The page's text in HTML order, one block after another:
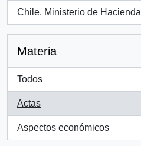
Chile. Ministerio de Hacienda
, 1 resultados
Materia
Todos
Actas
, 1 resultados
Aspectos económicos
, 1 resultados